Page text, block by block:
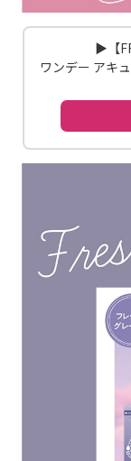
▶【
ワンデー アキ